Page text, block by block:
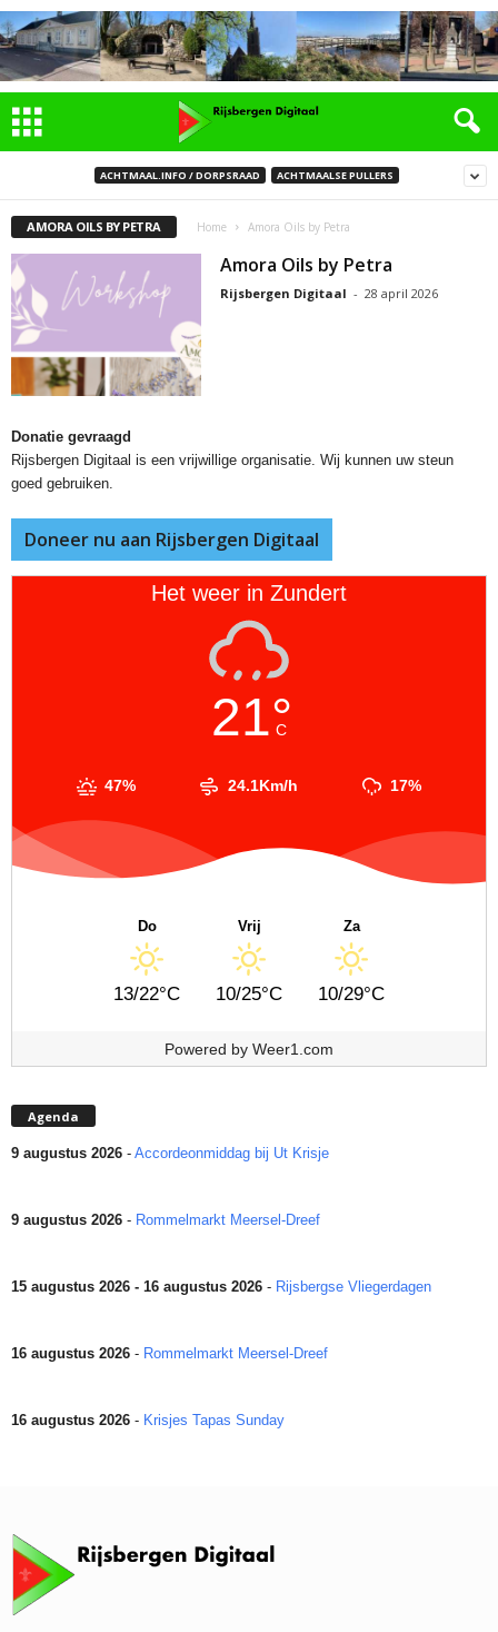
ACHTMAAL.INFO / DORPSRAAD ACHTMAALSE PULLERS
AMORA OILS BY PETRA Home Amora Oils by Petra
Amora Oils by Petra
Rijsbergen Digitaal - 28 april 2026
Donatie gevraagd
Rijsbergen Digitaal is een vrijwillige organisatie. Wij kunnen uw steun
goed gebruiken.
Doneer nu aan Rijsbergen Digitaal
Het weer in Zundert
21°
C
47% 24.1Km/h 17%
Do
13/22°C
Vrij
10/25°C
Za
10/29°C
Powered by Weer1.com
Agenda
9 augustus 2026 - Accordeonmiddag bij Ut Krisje
9 augustus 2026 - Rommelmarkt Meersel-Dreef
15 augustus 2026 - 16 augustus 2026 - Rijsbergse Vliegerdagen
16 augustus 2026 - Rommelmarkt Meersel-Dreef
16 augustus 2026 - Krisjes Tapas Sunday